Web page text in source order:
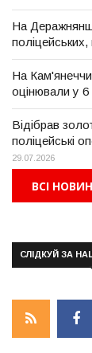
На
На
оцінювали у 6
Відібрав
поліцейські
29.07.2026
ВСІ
СЛІДКУЙ ЗА